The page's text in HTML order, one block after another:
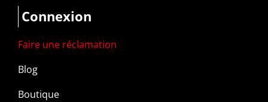
Connexion
Faire une réclamation
Blog
Boutique